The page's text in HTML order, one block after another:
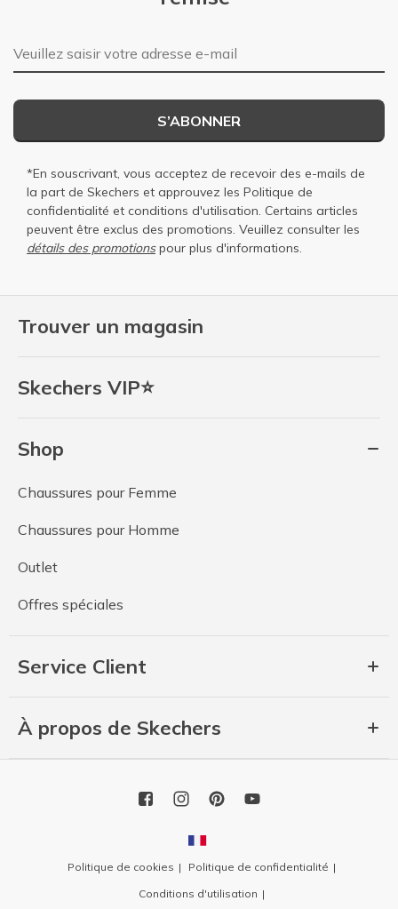
Trouver un magasin
Skechers VIP⭐
Shop
Chaussures pour Femme
Chaussures pour Homme
Outlet
Offres spéciales
Service Client
À propos de Skechers
Adresse e-mail
S’ABONNER
*En souscrivant, vous acceptez de recevoir des e-mails de
la part de Skechers et approuvez les Politique de
confidentialité et conditions d'utilisation. Certains articles
peuvent être exclus des promotions. Veuillez consulter les
détails des promotionspour plus d'informations.
Politique de cookies
Politique de confidentialité
Conditions d'utilisation